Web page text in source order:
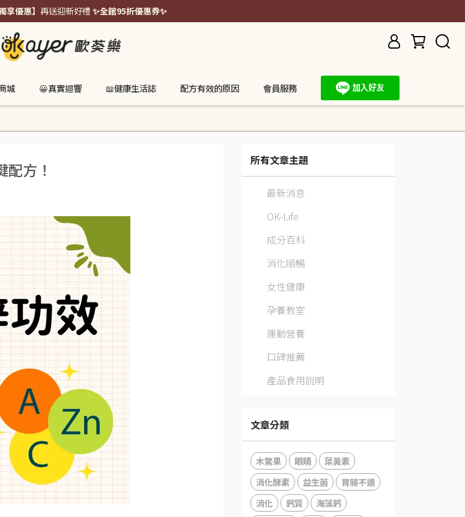
享優惠】 再送迎新好禮 ✨全館95折優惠券✨
城 😀真實迴響 📖健康生活誌 配方有效的原因 會員服務
方！ 所有文章主題
最新消息
OK-Life
成分百科
消化順暢
女性健康
孕養教室
運動營養
口碑推薦
產品食用說明
文章分類
木鱉果 眼睛
葉黃素
消化酵素
益生菌
胃腸不適
消化
鈣質
海藻鈣